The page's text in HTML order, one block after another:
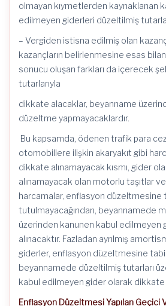
olmayan kıymetlerden kaynaklanan
edilmeyen giderleri düzeltilmiş
– Vergiden istisna edilmiş olan
kazançların belirlenmesine esas
sonucu oluşan farkları da içerecek
tutarlarıyla
dikkate alacaklar, beyanname
düzeltme yapmayacaklardır.
Bu kapsamda, ödenen trafik para
otomobillere ilişkin akaryakıt gibi
dikkate alınamayacak kısmı, gider
alınamayacak olan motorlu taşıtlar
harcamalar, enflasyon düzeltmesine
tutulmayacağından, beyannamede
üzerinden kanunen kabul edilmeyen
alınacaktır. Fazladan ayrılmış
giderler, enflasyon düzeltmesine tabi
beyannamede düzeltilmiş tutarları
kabul edilmeyen gider olarak dikkate
Enflasyon Düzeltmesi Yapılan Geçici